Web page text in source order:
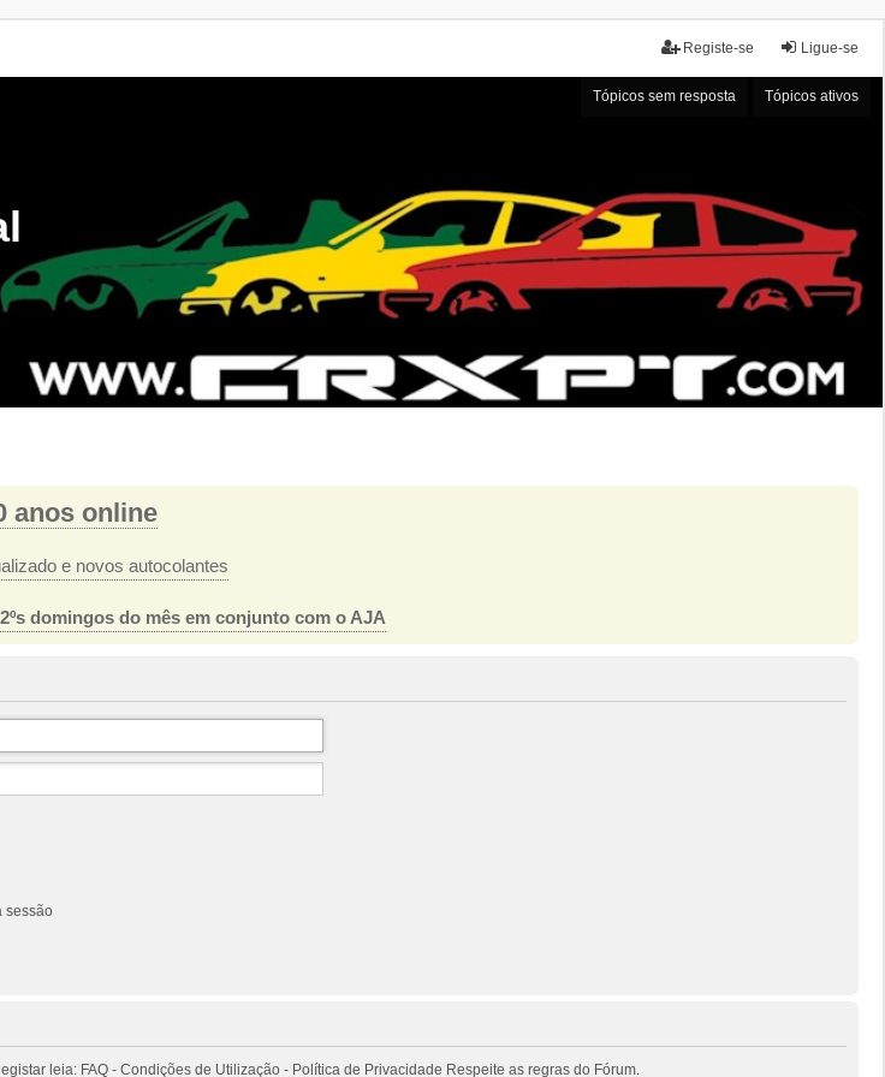
Ligue-se
Registe-se
Tópicos sem resposta Tópicos ativos
anos online
e novos autocolantes
domingos do mês em conjunto com o AJA
sessão
leia: FAQ - Condições de Utilização - Política de Privacidade Respeite as regras do Fórum.